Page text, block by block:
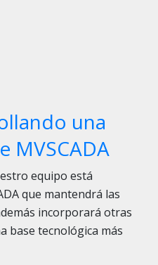
una
MVSCADA
equipo está
que mantendrá las
incorporará otras
base tecnológica más